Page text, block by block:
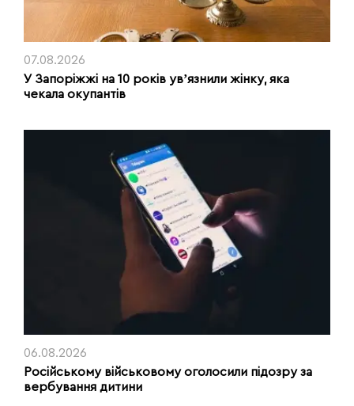
07.08.2026
У Запоріжжі на 10 років увʼязнили жінку, яка
чекала окупантів
06.08.2026
Російському військовому оголосили підозру за
вербування дитини